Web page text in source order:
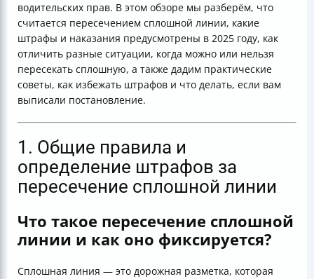
водительских прав. В этом обзоре мы разберём, что
считается пересечением сплошной линии, какие
штрафы и наказания предусмотрены в 2025 году, как
отличить разные ситуации, когда можно или нельзя
пересекать сплошную, а также дадим практические
советы, как избежать штрафов и что делать, если вам
выписали постановление.
1. Общие правила и
определение штрафов за
пересечение сплошной линии
Что такое пересечение сплошной
линии и как оно фиксируется?
Сплошная линия — это дорожная разметка, которая